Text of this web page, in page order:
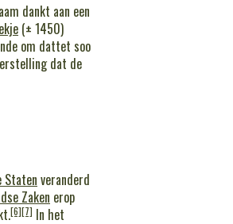
dankt aan een
(± 1450)
om dattet soo
dat de
Staten veranderd
Zaken erop
[6][7] In het